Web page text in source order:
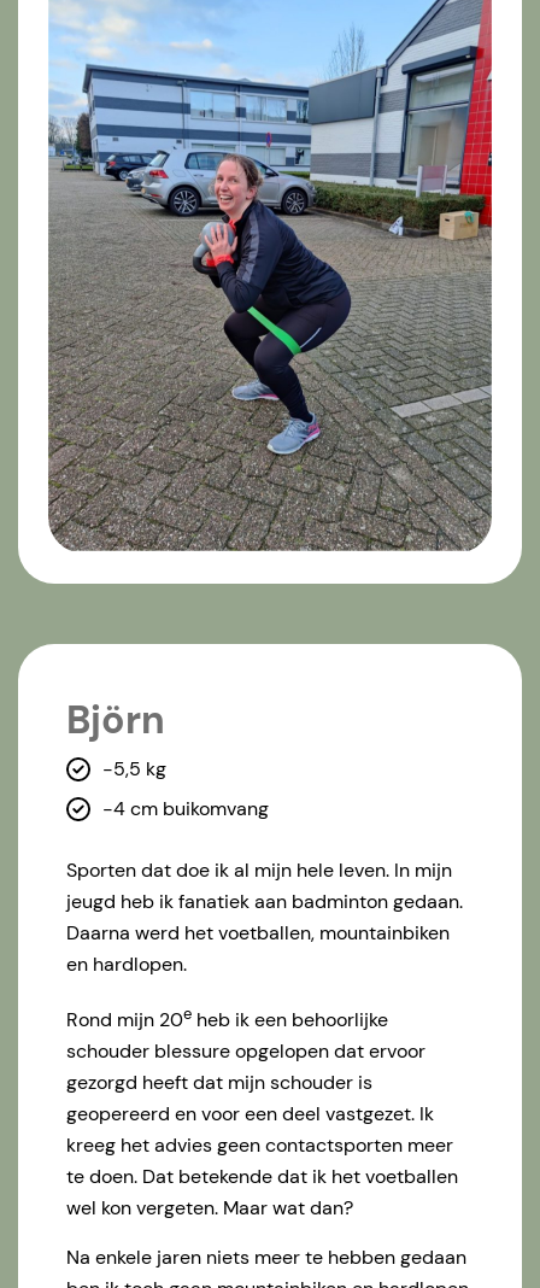
Björn
-5,5 kg
-4 cm buikomvang
Sporten dat doe ik al mijn hele leven. In mijn
jeugd heb ik fanatiek aan badminton gedaan.
Daarna werd het voetballen, mountainbiken
en hardlopen.
Rond mijn 20e heb ik een behoorlijke
schouder blessure opgelopen dat ervoor
gezorgd heeft dat mijn schouder is
geopereerd en voor een deel vastgezet. Ik
kreeg het advies geen contactsporten meer
te doen. Dat betekende dat ik het voetballen
wel kon vergeten. Maar wat dan?
Na enkele jaren niets meer te hebben gedaan